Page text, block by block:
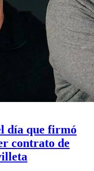
día que firmó
contrato de